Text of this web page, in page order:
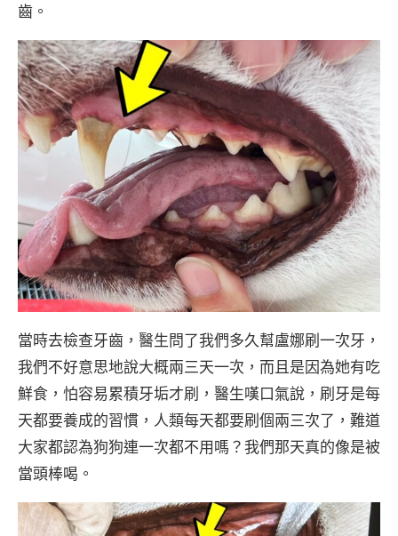
齒。
當時去檢查牙齒，醫生問了我們多久幫盧娜刷一次牙，
我們不好意思地說大概兩三天一次，而且是因為她有吃
鮮食，怕容易累積牙垢才刷，醫生嘆口氣說，刷牙是每
天都要養成的習慣，人類每天都要刷個兩三次了，難道
大家都認為狗狗連一次都不用嗎？我們那天真的像是被
當頭棒喝。